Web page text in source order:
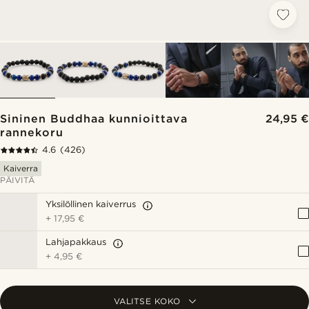
Sininen Buddhaa kunnioittava
rannekoru
24,95 €
4.6 (426)
Kaiverra
PÄIVITÄ
Yksilöllinen kaiverrus
+17,95 €
Lahjapakkaus
+4,95 €
VALITSE KOKO